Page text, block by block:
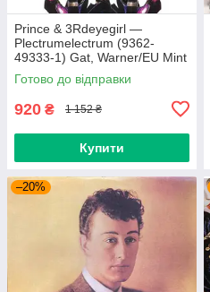
Prince & 3Rdeyegirl —
Plectrumelectrum (9362-
49333-1) Gat, Warner/EU Mint
Вінілова платівка (art.220362)
Готово до відправки
920 ₴ 1 152 ₴
Купити
–20%